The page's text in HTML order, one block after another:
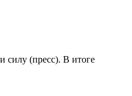
силу (пресс). В итоге